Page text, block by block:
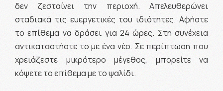
δεν ζεσταίνει την περιοχή. Απελευθερώνει
σταδιακά τις ευεργετικές του ιδιότητες. Αφήστε
το επίθεμα να δράσει για 24 ώρες. Στη συνέχεια
αντικαταστήστε το με ένα νέο. Σε περίπτωση που
χρειάζεστε μικρότερο μέγεθος, μπορείτε να
κόψετε το επίθεμα με το ψαλίδι.